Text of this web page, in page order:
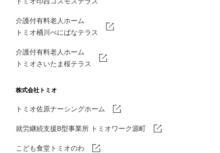
介護付有料老人ホーム
トミオ桶川べにばなテラス
介護付有料老人ホーム
トミオさいたま桜テラス
株式会社トミオ
トミオ佐原ナーシングホーム
就労継続支援B型事業所 トミオワーク源町
こども食堂トミオのわ